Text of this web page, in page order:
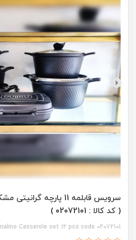
( کد کالا : 02072101 )
nalino Casserole set 12 pcs code 02072101